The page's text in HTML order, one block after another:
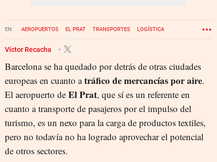
AEROPUERTOS EL PRAT TRANSPORTES LOGÍSTICA
Víctor Recacha
Barcelona se ha quedado por detrás de otras ciudades
europeas en cuanto atráfico de mercancías por aire.
El aeropuerto de El Prat, que sí es un referente en
cuanto a transporte de pasajeros por el impulso del
turismo, es un nexo para la carga de productos textiles,
pero no todavía no ha logrado aprovechar el potencial
de otros sectores.